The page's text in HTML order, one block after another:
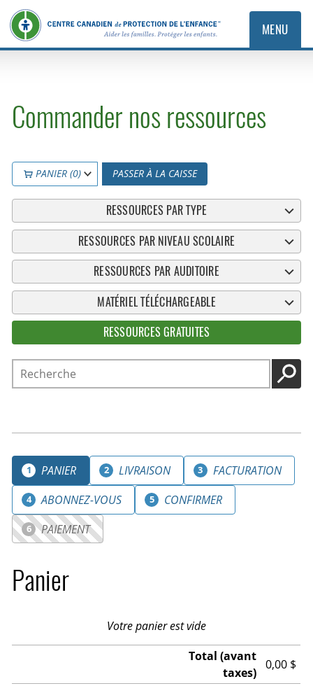
MENU
Commander nos ressources
PANIER (0) PASSER À LA CAISSE
RESSOURCES PAR TYPE
RESSOURCES PAR NIVEAU SCOLAIRE
RESSOURCES PAR AUDITOIRE
MATÉRIEL TÉLÉCHARGEABLE
RESSOURCES GRATUITES
Recherche
1 PANIER 2 LIVRAISON 3 FACTURATION
4 ABONNEZ-VOUS 5 CONFIRMER
6 PAIEMENT
Panier
Votre panier est vide
Total (avant
taxes)
0,00 $